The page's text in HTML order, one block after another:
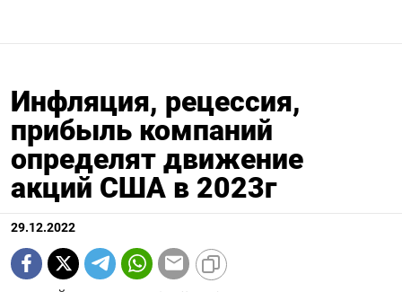
Инфляция, рецессия,
прибыль компаний
определят движение
акций США в 2023г
29.12.2022